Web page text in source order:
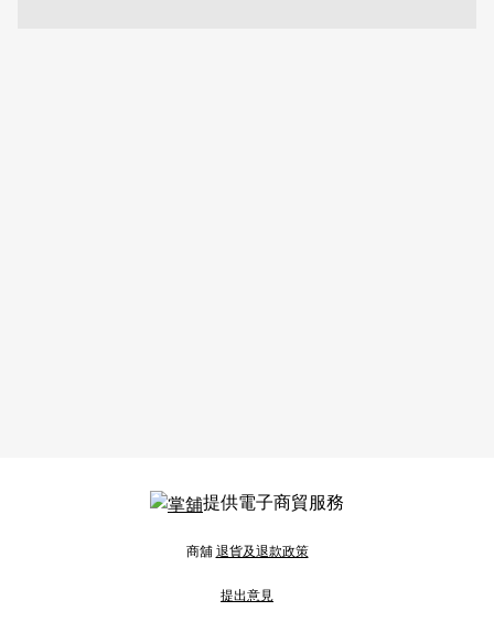
提供電子商貿服務
商舖退貨及退款政策
提出意見